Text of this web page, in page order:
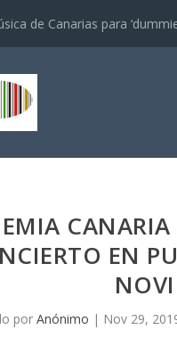
de Canarias para
EN
por Anónimo | Nov 29,